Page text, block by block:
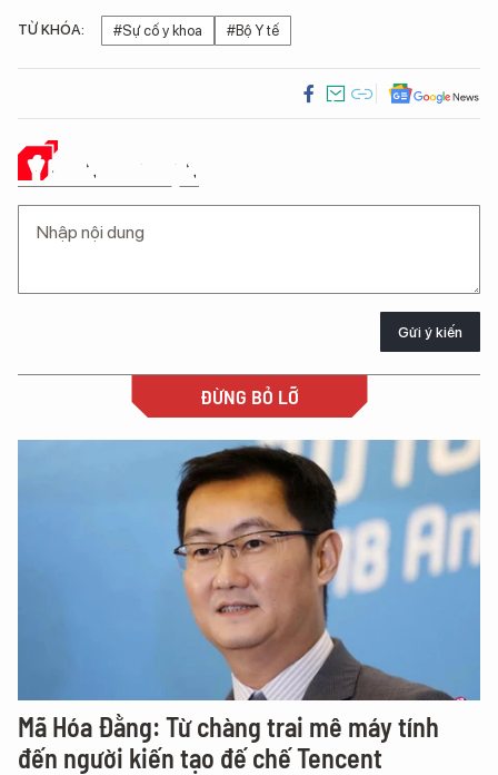
TỪ KHÓA: #Sự cố y khoa #Bộ Y tế
Ý KIẾN CỦA BẠN
Gửi ý kiến
ĐỪNG BỎ LỠ
Mã Hóa Đằng: Từ chàng trai mê máy tính
đến người kiến tạo đế chế Tencent